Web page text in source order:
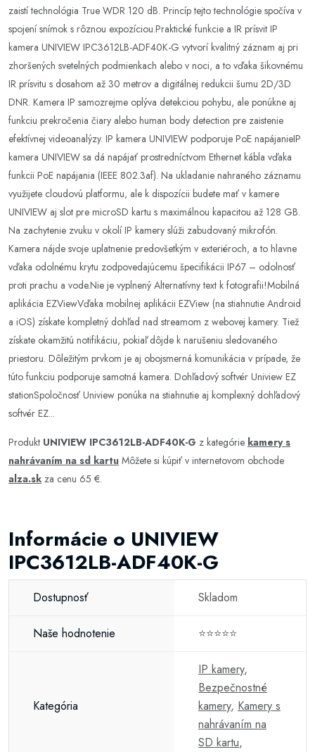
zaistí technológia True WDR 120 dB. Princíp tejto technológie spočíva v
spojení snímok s rôznou expozíciou.Praktické funkcie a IR prísvit IP
kamera UNIVIEW IPC3612LB-ADF40K-G vytvorí kvalitný záznam aj pri
zhoršených svetelných podmienkach alebo v noci, a to vďaka šikovnému
IR prísvitu s dosahom až 30 metrov a digitálnej redukcii šumu 2D/3D
DNR. Kamera IP samozrejme oplýva detekciou pohybu, ale ponúkne aj
funkciu prekročenia čiary alebo human body detection pre zaistenie
efektívnej videoanalýzy. IP kamera UNIVIEW podporuje PoE napájanieIP
kamera UNIVIEW sa dá napájať prostredníctvom Ethernet kábla vďaka
funkcii PoE napájania (IEEE 802.3af). Na ukladanie nahraného záznamu
využijete cloudovú platformu, ale k dispozícii budete mať v kamere
UNIVIEW aj slot pre microSD kartu s maximálnou kapacitou až 128 GB.
Na zachytenie zvuku v okolí IP kamery slúži zabudovaný mikrofón.
Kamera nájde svoje uplatnenie predovšetkým v exteriéroch, a to hlavne
vďaka odolnému krytu zodpovedajúcemu špecifikácii IP67 – odolnosť
proti prachu a vode.Nie je vyplnený Alternatívny text k fotografii!Mobilná
aplikácia EZViewVďaka mobilnej aplikácii EZView (na stiahnutie Android
a iOS) získate kompletný dohľad nad streamom z webovej kamery. Tiež
získate okamžitú notifikáciu, pokiaľ dôjde k narušeniu sledovaného
priestoru. Dôležitým prvkom je aj obojsmerná komunikácia v prípade, že
túto funkciu podporuje samotná kamera. Dohľadový softvér Uniview EZ
stationSpoločnosť Uniview ponúka na stiahnutie aj komplexný dohľadový
softvér EZ...
Produkt UNIVIEW IPC3612LB-ADF40K-G z kategórie kamery s
nahrávaním na sd kartu Môžete si kúpiť v internetovom obchode
alza.sk za cenu 65 €.
Informácie o UNIVIEW
IPC3612LB-ADF40K-G
Dostupnosť Skladom
Naše hodnotenie ⭐⭐⭐⭐⭐
Kategória
IP kamery,
Bezpečnostné
kamery, Kamery s
nahrávaním na
SD kartu,